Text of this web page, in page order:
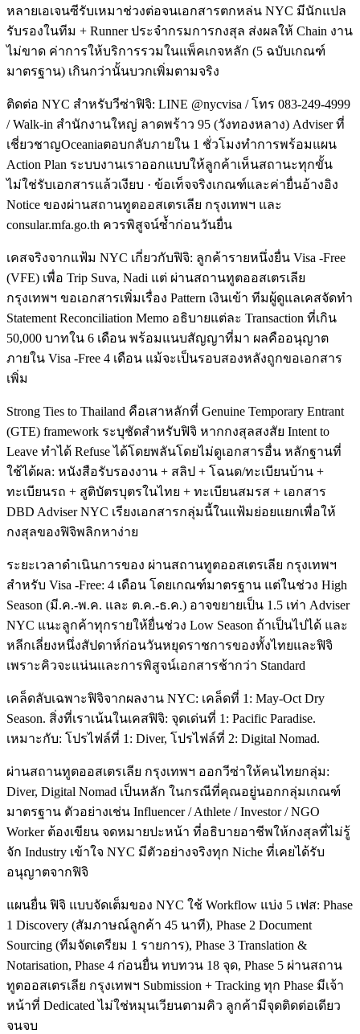
หลายเอเจนซีรับเหมาช่วงต่อจนเอกสารตกหล่น NYC มีนักแปล
รับรองในทีม + Runner ประจำกรมการกงสุล ส่งผลให้ Chain งาน
ไม่ขาด ค่าการให้บริการรวมในแพ็คเกจหลัก (5 ฉบับเกณฑ์
มาตรฐาน) เกินกว่านั้นบวกเพิ่มตามจริง
ติดต่อ NYC สำหรับวีซ่าฟิจิ: LINE @nycvisa / โทร 083-249-4999
/ Walk-in สำนักงานใหญ่ ลาดพร้าว 95 (วังทองหลาง) Adviser ที่
เชี่ยวชาญOceaniaตอบกลับภายใน 1 ชั่วโมงทำการพร้อมแผน
Action Plan ระบบงานเราออกแบบให้ลูกค้าเห็นสถานะทุกขั้น
ไม่ใช่รับเอกสารแล้วเงียบ · ข้อเท็จจริงเกณฑ์และค่ายื่นอ้างอิง
Notice ของผ่านสถานทูตออสเตรเลีย กรุงเทพฯ และ
consular.mfa.go.th ควรพิสูจน์ซ้ำก่อนวันยื่น
เคสจริงจากแฟ้ม NYC เกี่ยวกับฟิจิ: ลูกค้ารายหนึ่งยื่น Visa -Free
(VFE) เพื่อ Trip Suva, Nadi แต่ ผ่านสถานทูตออสเตรเลีย
กรุงเทพฯ ขอเอกสารเพิ่มเรื่อง Pattern เงินเข้า ทีมผู้ดูแลเคสจัดทำ
Statement Reconciliation Memo อธิบายแต่ละ Transaction ที่เกิน
50,000 บาทใน 6 เดือน พร้อมแนบสัญญาที่มา ผลคืออนุญาต
ภายใน Visa -Free 4 เดือน แม้จะเป็นรอบสองหลังถูกขอเอกสาร
เพิ่ม
Strong Ties to Thailand คือเสาหลักที่ Genuine Temporary Entrant
(GTE) framework ระบุชัดสำหรับฟิจิ หากกงสุลสงสัย Intent to
Leave ทำได้ Refuse ได้โดยพลันโดยไม่ดูเอกสารอื่น หลักฐานที่
ใช้ได้ผล: หนังสือรับรองงาน + สลิป + โฉนด/ทะเบียนบ้าน +
ทะเบียนรถ + สูติบัตรบุตรในไทย + ทะเบียนสมรส + เอกสาร
DBD Adviser NYC เรียงเอกสารกลุ่มนี้ในแฟ้มย่อยแยกเพื่อให้
กงสุลของฟิจิพลิกหาง่าย
ระยะเวลาดำเนินการของ ผ่านสถานทูตออสเตรเลีย กรุงเทพฯ
สำหรับ Visa -Free: 4 เดือน โดยเกณฑ์มาตรฐาน แต่ในช่วง High
Season (มี.ค.-พ.ค. และ ต.ค.-ธ.ค.) อาจขยายเป็น 1.5 เท่า Adviser
NYC แนะลูกค้าทุกรายให้ยื่นช่วง Low Season ถ้าเป็นไปได้ และ
หลีกเลี่ยงหนึ่งสัปดาห์ก่อนวันหยุดราชการของทั้งไทยและฟิจิ
เพราะคิวจะแน่นและการพิสูจน์เอกสารช้ากว่า Standard
เคล็ดลับเฉพาะฟิจิจากผลงาน NYC: เคล็ดที่ 1: May-Oct Dry
Season. สิ่งที่เราเน้นในเคสฟิจิ: จุดเด่นที่ 1: Pacific Paradise.
เหมาะกับ: โปรไฟล์ที่ 1: Diver, โปรไฟล์ที่ 2: Digital Nomad.
ผ่านสถานทูตออสเตรเลีย กรุงเทพฯ ออกวีซ่าให้คนไทยกลุ่ม:
Diver, Digital Nomad เป็นหลัก ในกรณีที่คุณอยู่นอกกลุ่มเกณฑ์
มาตรฐาน ตัวอย่างเช่น Influencer / Athlete / Investor / NGO
Worker ต้องเขียน จดหมายปะหน้า ที่อธิบายอาชีพให้กงสุลที่ไม่รู้
จัก Industry เข้าใจ NYC มีตัวอย่างจริงทุก Niche ที่เคยได้รับ
อนุญาตจากฟิจิ
แผนยื่น ฟิจิ แบบจัดเต็มของ NYC ใช้ Workflow แบ่ง 5 เฟส: Phase
1 Discovery (สัมภาษณ์ลูกค้า 45 นาที), Phase 2 Document
Sourcing (ทีมจัดเตรียม 1 รายการ), Phase 3 Translation &
Notarisation, Phase 4 ก่อนยื่น ทบทวน 18 จุด, Phase 5 ผ่านสถาน
ทูตออสเตรเลีย กรุงเทพฯ Submission + Tracking ทุก Phase มีเจ้า
หน้าที่ Dedicated ไม่ใช่หมุนเวียนตามคิว ลูกค้ามีจุดติดต่อเดียว
จนจบ